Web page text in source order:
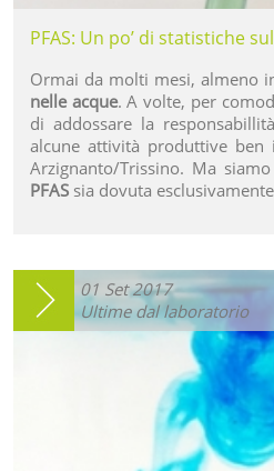
PFAS: Un po’ di statistiche
Ormai da molti mesi, almeno
nelle acque. A volte, per
di addossare la
alcune attività produttive ben
Arzignanto/Trissino. Ma
PFAS sia dovuta
01 Set 2017
Ultime dal laboratorio